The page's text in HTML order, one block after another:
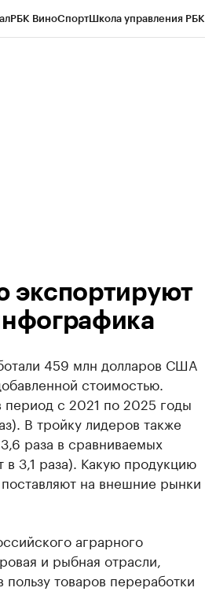
РБК ВиноСпортШкола управления РБК
экспортируют
459 млн долларов США
стоимостью.
период с 2021 по 2025 годы
В тройку лидеров также
раза в сравниваемых
3,1 раза). Какую продукцию
на внешние рынки
аграрного
и рыбная отрасли,
товаров переработки